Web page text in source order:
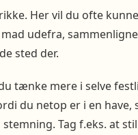
Her vil du ofte
udefra,
sted der.
tænke mere i selve
du netop er i en have,
Tag f.eks. at